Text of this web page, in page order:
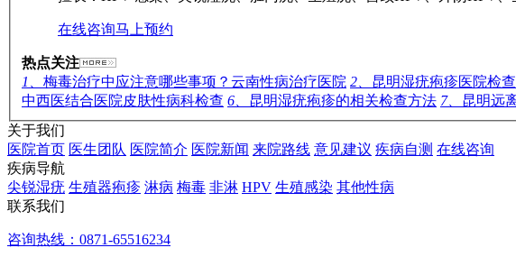
在线咨询马上预约
热点关注
1、 梅毒治疗中应注意哪些事项？云南性病治疗医院 2、 昆明湿疣疱疹医院检
中西医结合医院皮肤性病科检查 6、 昆明湿疣疱疹的相关检查方法 7、 昆明远
关于我们
医院首页 医生团队 医院简介 医院新闻 来院路线 意见建议 疾病自测 在线咨询
疾病导航
尖锐湿疣 生殖器疱疹 淋病 梅毒 非淋 HPV 生殖感染 其他性病
联系我们
咨询热线：0871-65516234